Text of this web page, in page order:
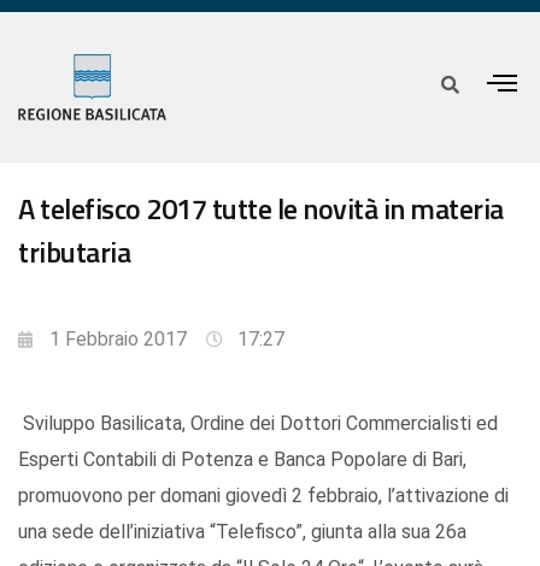
A telefisco 2017 tutte le novità in materia
tributaria
1 Febbraio 2017 17:27
Sviluppo Basilicata, Ordine dei Dottori Commercialisti ed
Esperti Contabili di Potenza e Banca Popolare di Bari,
promuovono per domani giovedì 2 febbraio, l’attivazione di
una sede dell’iniziativa “Telefisco”, giunta alla sua 26a